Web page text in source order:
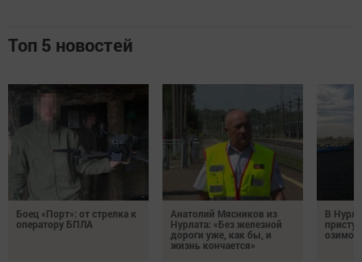
Топ 5 новостей
Боец «Порт»: от стрелка к
оператору БПЛА
Анатолий Мясников из
Нурлата: «Без железной
дороги уже, как бы, и
жизнь кончается»
В